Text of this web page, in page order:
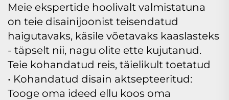
Meie ekspertide hoolivalt valmistatuna
on teie disainijoonist teisendatud
haigutavaks, käsile võetavaks kaaslasteks
- täpselt nii, nagu olite ette kujutanud.
Teie kohandatud reis, täielikult toetatud
• Kohandatud disain aktsepteeritud:
Tooge oma ideed ellu koos oma